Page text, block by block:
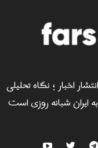
دقت در انتشار اخبار ؛ نگاه تحلیلی
ایران شبانه روزی است